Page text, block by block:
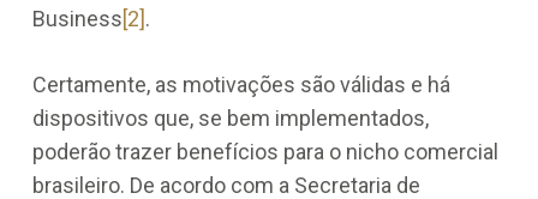
Business[2].
Certamente, as motivações são válidas e há
dispositivos que, se bem implementados,
poderão trazer benefícios para o nicho comercial
brasileiro. De acordo com a Secretaria de